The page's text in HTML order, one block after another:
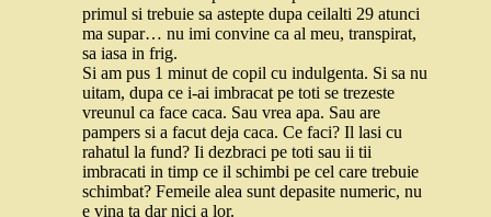
primul si trebuie sa astepte dupa ceilalti 29 atunci
ma supar… nu imi convine ca al meu, transpirat,
sa iasa in frig.
Si am pus 1 minut de copil cu indulgenta. Si sa nu
uitam, dupa ce i-ai imbracat pe toti se trezeste
vreunul ca face caca. Sau vrea apa. Sau are
pampers si a facut deja caca. Ce faci? Il lasi cu
rahatul la fund? Ii dezbraci pe toti sau ii tii
imbracati in timp ce il schimbi pe cel care trebuie
schimbat? Femeile alea sunt depasite numeric, nu
e vina ta dar nici a lor.